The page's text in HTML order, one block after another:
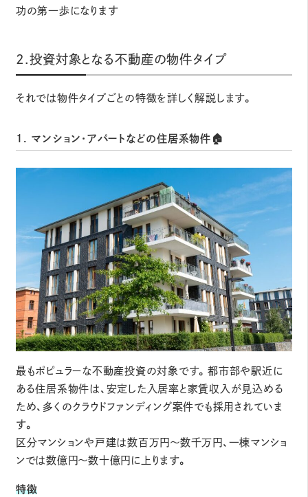
功の第一歩になります
2.投資対象となる不動産の物件タイプ
それでは物件タイプごとの特徴を詳しく解説します。
1. マンション・アパートなどの住居系物件🏠
最もポピュラーな不動産投資の対象です。都市部や駅近に
ある住居系物件は、安定した入居率と家賃収入が見込める
ため、多くのクラウドファンディング案件でも採用されていま
す。
区分マンションや戸建は数百万円～数千万円、一棟マンショ
ンでは数億円～数十億円に上ります。
特徴